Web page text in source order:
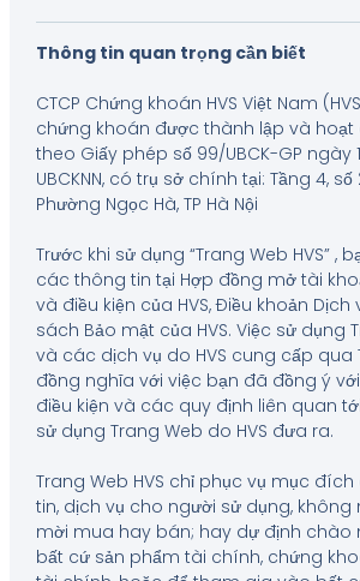
Thông tin quan trọng cần biết
CTCP Chứng khoán HVS Việt Nam
chứng khoán được thành lập và
theo Giấy phép số 99/UBCK-GP ngày
UBCKNN, có trụ sở chính tại: Tầng 4, số
Phường Ngọc Hà, TP Hà Nội
Trước khi sử dụng “Trang Web HVS” ,
các thông tin tại Hợp đồng mở tài
và điều kiện của HVS, Điều khoản Dịch
sách Bảo mật của HVS. Việc sử dụng
và các dịch vụ do HVS cung cấp qua
đồng nghĩa với việc bạn đã đồng ý
điều kiện và các quy định liên quan
sử dụng Trang Web do HVS đưa ra.
Trang Web HVS chỉ phục vụ mục
tin, dịch vụ cho người sử dụng,
mời mua hay bán; hay dự định chào
bất cứ sản phẩm tài chính, chứng